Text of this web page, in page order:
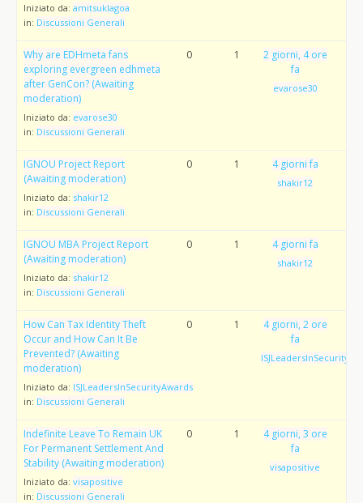
Iniziato da: amitsuklagoa
in: Discussioni Generali
Why are EDHmeta fans
exploring evergreen edhmeta
after GenCon? (Awaiting
moderation)
Iniziato da: evarose30
in: Discussioni Generali
0 1
2 giorni, 4 ore
fa
evarose30
IGNOU Project Report
(Awaiting moderation)
Iniziato da: shakir12
in: Discussioni Generali
0 1 4 giorni fa
shakir12
IGNOU MBA Project Report
(Awaiting moderation)
Iniziato da: shakir12
in: Discussioni Generali
0 1 4 giorni fa
shakir12
How Can Tax Identity Theft
Occur and How Can It Be
Prevented? (Awaiting
moderation)
Iniziato da: ISJLeadersInSecurityAwards
in: Discussioni Generali
0 1
4 giorni, 2 ore
fa
Indefinite Leave To Remain UK
For Permanent Settlement And
Stability (Awaiting moderation)
Iniziato da: visapositive
in: Discussioni Generali
0 1
4 giorni, 3 ore
fa
visapositive